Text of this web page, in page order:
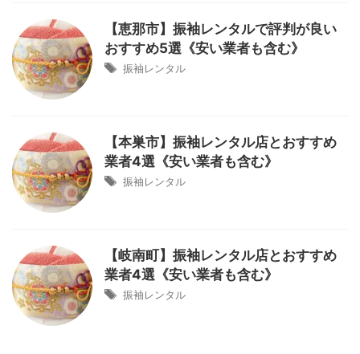
【恵那市】振袖レンタルで評判が良い
おすすめ5選《安い業者も含む》
振袖レンタル
【本巣市】振袖レンタル店とおすすめ
業者4選《安い業者も含む》
振袖レンタル
【岐南町】振袖レンタル店とおすすめ
業者4選《安い業者も含む》
振袖レンタル